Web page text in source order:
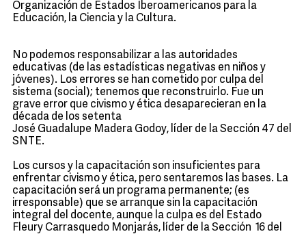
Organización de Estados Iberoamericanos para la
Educación, la Ciencia y la Cultura.
No podemos responsabilizar a las autoridades
educativas (de las estadísticas negativas en niños y
jóvenes). Los errores se han cometido por culpa del
sistema (social); tenemos que reconstruirlo. Fue un
grave error que civismo y ética desaparecieran en la
década de los setenta
José Guadalupe Madera Godoy, líder de la Sección 47 del
SNTE.
Los cursos y la capacitación son insuficientes para
enfrentar civismo y ética, pero sentaremos las bases. La
capacitación será un programa permanente; (es
irresponsable) que se arranque sin la capacitación
integral del docente, aunque la culpa es del Estado
Fleury Carrasquedo Monjarás, líder de la Sección 16 del